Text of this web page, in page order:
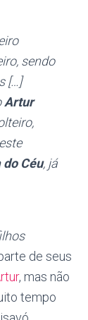
sendo
[…]
Artur
Céu, já
de seus
, mas não
tempo